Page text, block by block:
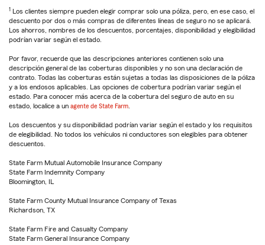
1 Los clientes siempre pueden elegir comprar solo una póliza, pero, en ese caso, el
descuento por dos o más compras de diferentes líneas de seguro no se aplicará.
Los ahorros, nombres de los descuentos, porcentajes, disponibilidad y elegibilidad
podrían variar según el estado.
Por favor, recuerde que las descripciones anteriores contienen solo una
descripción general de las coberturas disponibles y no son una declaración de
contrato. Todas las coberturas están sujetas a todas las disposiciones de la póliza
y a los endosos aplicables. Las opciones de cobertura podrían variar según el
estado. Para conocer más acerca de la cobertura del seguro de auto en su
estado, localice a un agente de State Farm
Los descuentos y su disponibilidad podrían variar según el estado y los requisitos
de elegibilidad. No todos los vehículos ni conductores son elegibles para obtener
descuentos.
State Farm Mutual Automobile Insurance Company
State Farm Indemnity Company
Bloomington, IL
State Farm County Mutual Insurance Company of Texas
Richardson, TX
State Farm Fire and Casualty Company
State Farm General Insurance Company